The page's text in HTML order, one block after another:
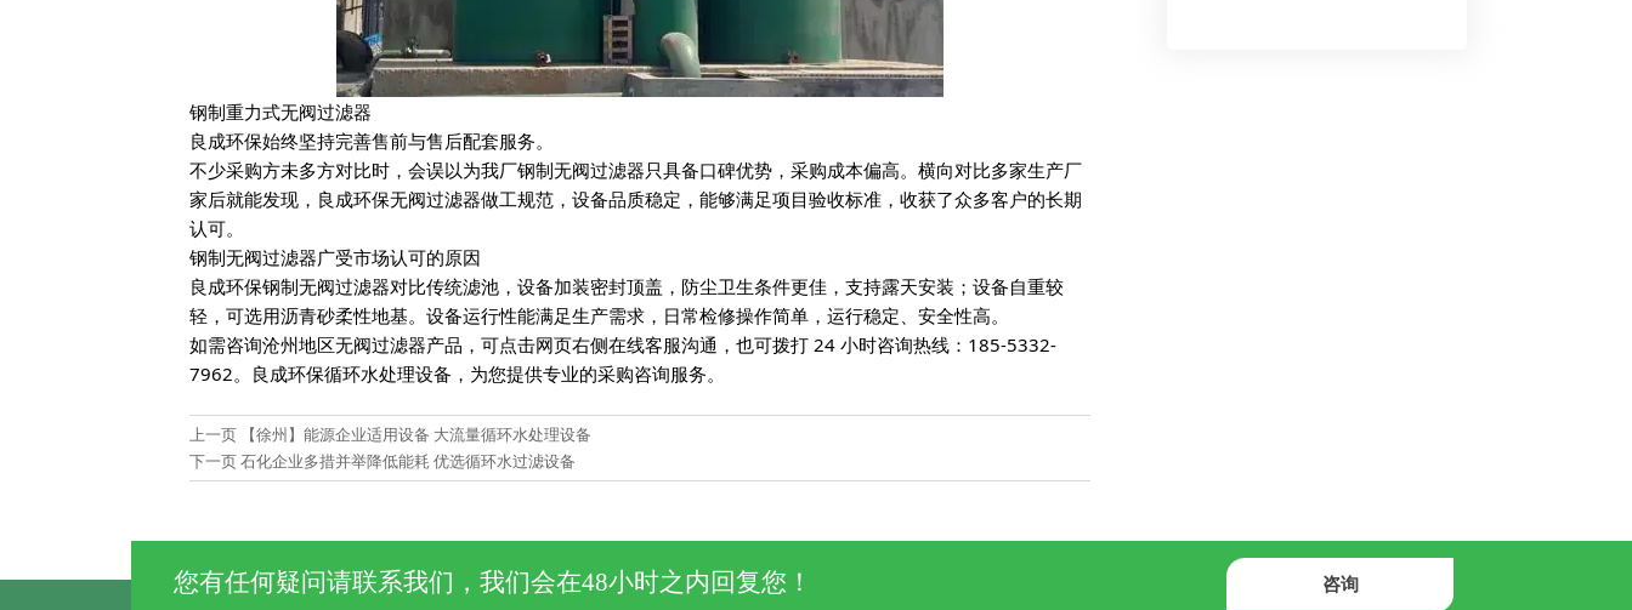
钢制重力式无阀过滤器
良成环保始终坚持完善售前与售后配套服务。
不少采购方未多方对比时，会误以为我厂钢制无阀过滤器只具备口碑优势，采购成本偏高。横向对比多家生产厂
家后就能发现，良成环保无阀过滤器做工规范，设备品质稳定，能够满足项目验收标准，收获了众多客户的长期
认可。
钢制无阀过滤器广受市场认可的原因
良成环保钢制无阀过滤器对比传统滤池，设备加装密封顶盖，防尘卫生条件更佳，支持露天安装；设备自重较
轻，可选用沥青砂柔性地基。设备运行性能满足生产需求，日常检修操作简单，运行稳定、安全性高。
如需咨询沧州地区无阀过滤器产品，可点击网页右侧在线客服沟通，也可拨打 24 小时咨询热线：185-5332-
7962。良成环保循环水处理设备，为您提供专业的采购咨询服务。
上一页
【徐州】能源企业适用设备 大流量循环水处理设备
下一页 石化企业多措并举降低能耗 优选循环水过滤设备
您有任何疑问请联系我们，我们会在48小时之内回复您！ 咨询